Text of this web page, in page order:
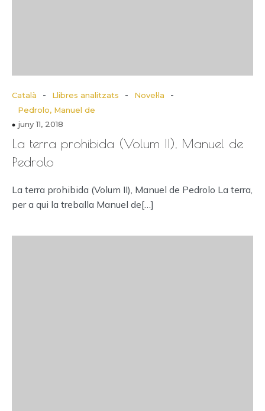
Català - Llibres analitzats - Novel·la -
Pedrolo, Manuel de
juny 11, 2018
La terra prohibida (Volum II), Manuel de
Pedrolo
La terra prohibida (Volum II), Manuel de Pedrolo La terra,
per a qui la treballa Manuel de[…]